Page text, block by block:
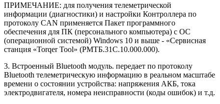
ПРИМЕЧАНИЕ: для получения телеметрической
информации (диагностики) и настройки Контроллера по
протоколу CAN применяется Пакет программного
обеспечения для ПК (персонального компьютера) с ОС
(операционной системой) Windows 10 и выше - «Сервисная
станция «Torqer Tool» (РМТБ.31C.10.000.000).
3. Встроенный Bluetooth модуль. передает по протоколу
Bluetooth телеметрическую информацию в реальном масштабе
времени о состоянии устройства: напряжения АКБ, тока
электродвигателя, номера неисправности (коды ошибок) и т.д.